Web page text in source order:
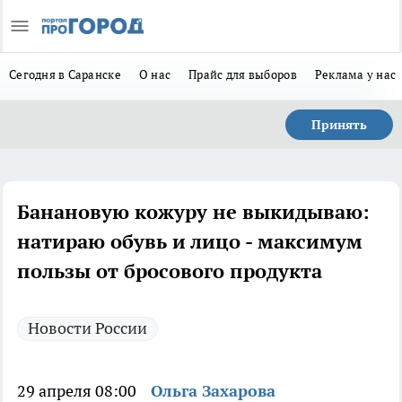
Сегодня в Саранске О нас Прайс для выборов Реклама у нас
Принять
Банановую кожуру не выкидываю:
натираю обувь и лицо - максимум
пользы от бросового продукта
Новости России
29 апреля 08:00 Ольга Захарова